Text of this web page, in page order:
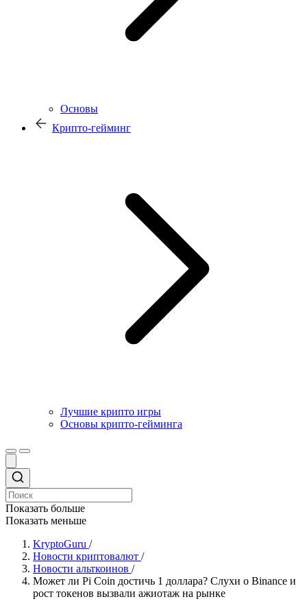
Основы
Крипто-гейминг
Лучшие крипто игры
Основы крипто-гейминга
Показать больше
Показать меньше
KryptoGuru /
Новости криптовалют /
Новости альткоинов /
Может ли Pi Coin достичь 1 доллара? Слухи о Binance и
рост токенов вызвали ажиотаж на рынке